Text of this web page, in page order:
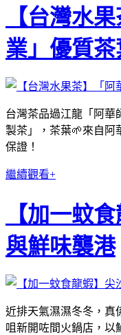
【台灣水
業」優質
台灣茶品過江龍「阿華
製茶」，茶葉🌱來自阿
保證！
繼續觀看+
【加一蚊
與鮮味襲港
近排天氣濕濕冬冬，真
咀新開咗間火鍋店，